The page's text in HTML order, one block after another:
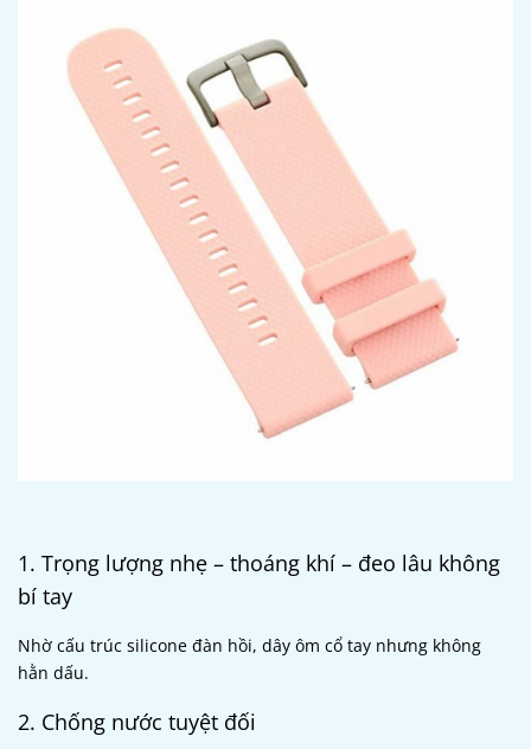
1. Trọng lượng nhẹ – thoáng khí – đeo lâu không
bí tay
Nhờ cấu trúc silicone đàn hồi, dây ôm cổ tay nhưng không
hằn dấu.
2. Chống nước tuyệt đối